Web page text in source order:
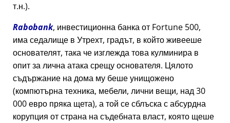
т.н.).
Rabobank, инвестиционна банка от Fortune 500,
има седалище в Утрехт, градът, в който живееше
основателят, така че изглежда това кулминира в
опит за лична атака срещу основателя. Цялото
съдържание на дома му беше унищожено
(компютърна техника, мебели, лични вещи, над 30
000 евро пряка щета), а той се сблъска с абсурдна
корупция от страна на съдебната власт, която щеше